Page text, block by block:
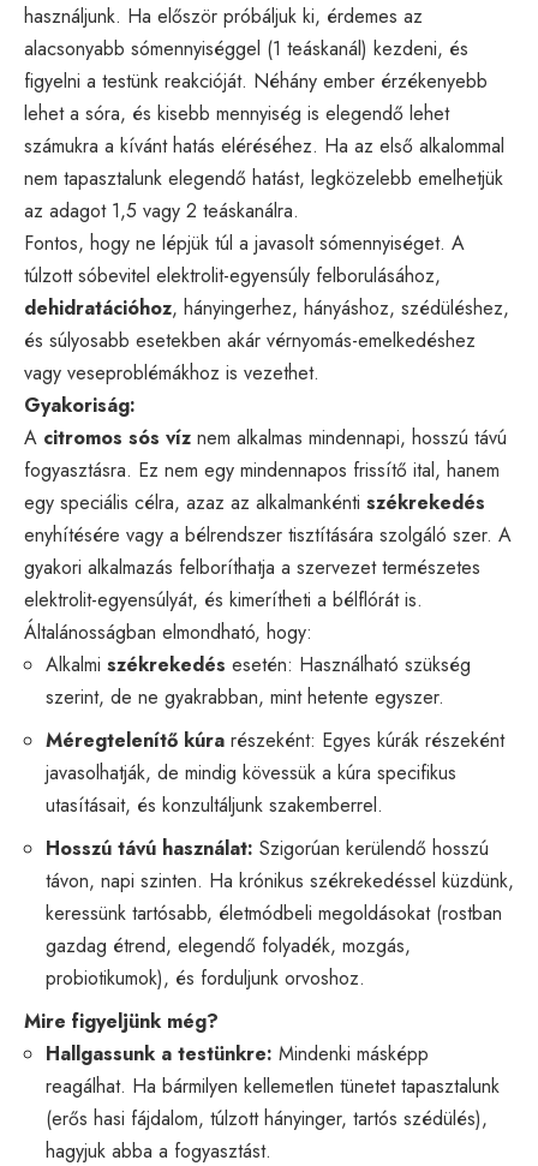
használjunk. Ha először próbáljuk ki, érdemes az
alacsonyabb sómennyiséggel (1 teáskanál) kezdeni, és
figyelni a testünk reakcióját. Néhány ember érzékenyebb
lehet a sóra, és kisebb mennyiség is elegendő lehet
számukra a kívánt hatás eléréséhez. Ha az első alkalommal
nem tapasztalunk elegendő hatást, legközelebb emelhetjük
az adagot 1,5 vagy 2 teáskanálra.
Fontos, hogy ne lépjük túl a javasolt sómennyiséget. A
túlzott sóbevitel elektrolit-egyensúly felborulásához,
dehidratációhoz, hányingerhez, hányáshoz, szédüléshez,
és súlyosabb esetekben akár vérnyomás-emelkedéshez
vagy veseproblémákhoz is vezethet.
Gyakoriság:
A citromos sós víz nem alkalmas mindennapi, hosszú távú
fogyasztásra. Ez nem egy mindennapos frissítő ital, hanem
egy speciális célra, azaz az alkalmankénti székrekedés
enyhítésére vagy a bélrendszer tisztítására szolgáló szer. A
gyakori alkalmazás felboríthatja a szervezet természetes
elektrolit-egyensúlyát, és kimerítheti a bélflórát is.
Általánosságban elmondható, hogy:
Alkalmi székrekedés esetén: Használható szükség
szerint, de ne gyakrabban, mint hetente egyszer.
Méregtelenítő kúra részeként: Egyes kúrák részeként
javasolhatják, de mindig kövessük a kúra specifikus
utasításait, és konzultáljunk szakemberrel.
Hosszú távú használat: Szigorúan kerülendő hosszú
távon, napi szinten. Ha krónikus székrekedéssel küzdünk,
keressünk tartósabb, életmódbeli megoldásokat (rostban
gazdag étrend, elegendő folyadék, mozgás,
probiotikumok), és forduljunk orvoshoz.
Mire figyeljünk még?
Hallgassunk a testünkre: Mindenki másképp
reagálhat. Ha bármilyen kellemetlen tünetet tapasztalunk
(erős hasi fájdalom, túlzott hányinger, tartós szédülés),
hagyjuk abba a fogyasztást.